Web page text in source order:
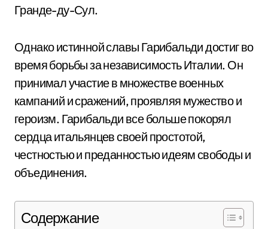
Гранде-ду-Сул.
Однако истинной славы Гарибальди достиг во
время борьбы за независимость Италии. Он
принимал участие в множестве военных
кампаний и сражений, проявляя мужество и
героизм. Гарибальди все больше покорял
сердца итальянцев своей простотой,
честностью и преданностью идеям свободы и
объединения.
Содержание